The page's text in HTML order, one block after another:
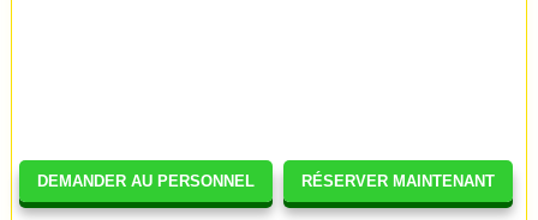
DEMANDER AU PERSONNEL RÉSERVER MAINTENANT